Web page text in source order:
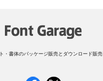
・書体のパッケージ販売とダウンロード販売